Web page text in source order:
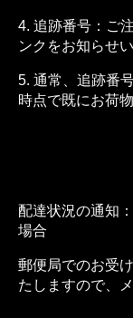
4. 追跡番号：ご
ンクをお知らせ
5. 通常、追跡番
時点で既にお荷
配達状況の通知
場合
郵便局でのお受
たしますので、